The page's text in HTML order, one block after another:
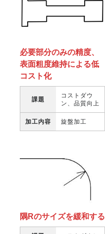
必要部分のみの精度、
表面粗度維持による低
コスト化
課題
コストダウ
ン、品質向上
加工内容 旋盤加工
隅Rのサイズを緩和する